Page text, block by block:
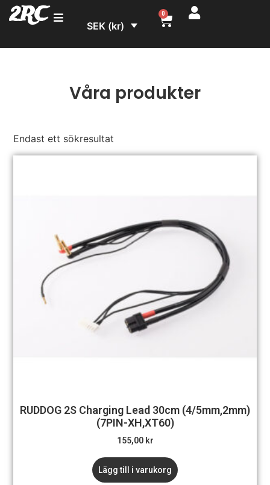
2RC SEK (kr)
0
Våra produkter
Endast ett sökresultat
RUDDOG 2S Charging Lead 30cm (4/5mm,2mm)
(7PIN-XH,XT60)
155,00 kr
Lägg till i varukorg